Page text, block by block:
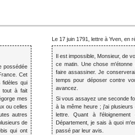
possédée
Cet
fidèles qui
tout à fait
mes
ou celles
autres
de
qui ont
Le 17 juin 1791, lettre à Yven, en
Il est impossible, Monsieur, de
ce matin. Une chose
faire assassiner. Je
temps pour déposer contre
avancez.
Si vous assayez une seconde
à la même heure ; j'ai
lettre. Quant à
Département, je sais à quoi
passé par leur avis.